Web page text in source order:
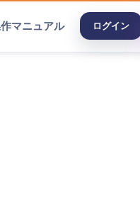
マニュアル ログイン